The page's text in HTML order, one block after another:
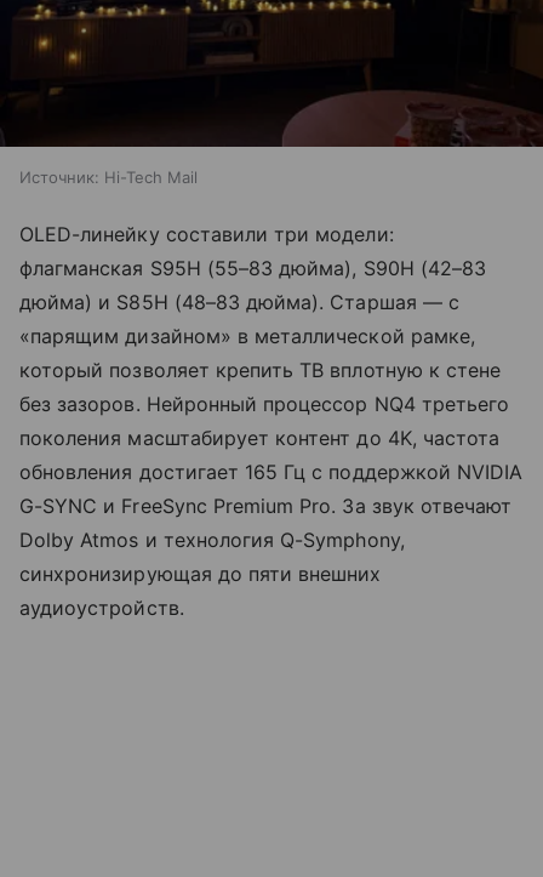
Источник: Hi-Tech Mail
OLED-линейку составили три модели:
флагманская S95H (55–83 дюйма), S90H (42–83
дюйма) и S85H (48–83 дюйма). Старшая — с
«парящим дизайном» в металлической рамке,
который позволяет крепить ТВ вплотную к стене
без зазоров. Нейронный процессор NQ4 третьего
поколения масштабирует контент до 4K, частота
обновления достигает 165 Гц с поддержкой NVIDIA
G-SYNC и FreeSync Premium Pro. За звук отвечают
Dolby Atmos и технология Q-Symphony,
синхронизирующая до пяти внешних
аудиоустройств.